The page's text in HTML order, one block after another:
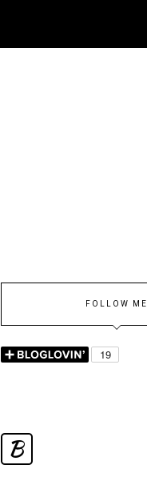
FOLLOW ME
B